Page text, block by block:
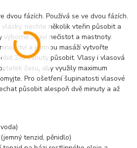
dvou fázích. Používá se ve dvou fázích.
nechte několik vteřin působit a
výborně zbaví nečistot a mastnoty.
a jemnou masáží vytvořte
2–3 minuty působit. Vlasy i vlasová
času, aby využily maximum
Pro ošetření šupinatosti vlasové
působit alespoň dvě minuty a až
tenzid, pěnidlo)